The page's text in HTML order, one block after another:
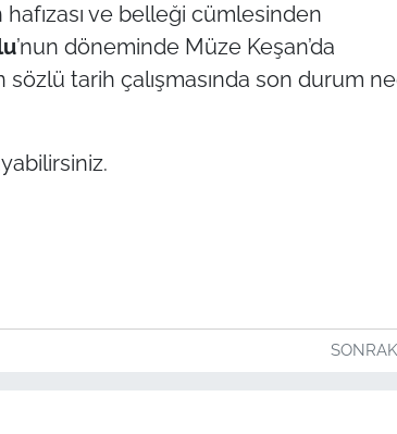
hafızası ve belleği cümlesinden
’nun döneminde Müze Keşan’da
sözlü tarih çalışmasında son durum